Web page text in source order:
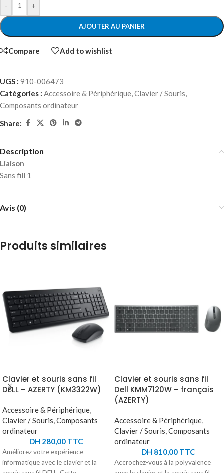
- +
AJOUTER AU PANIER
Compare Add to wishlist
UGS : 910-006473
Catégories : Accessoire & Périphérique,Clavier / Souris,
Composants ordinateur
Share:
Description
Liaison
Sans fill 1
Avis (0)
Produits similaires
Clavier et souris sans fil
DELL – AZERTY (KM3322W)
Accessoire & Périphérique,
Clavier / Souris,Composants
ordinateur
DH 280,00TTC
Améliorez votre expérience
informatique avec le clavier et la
Clavier et souris sans fil
Dell KMM7120W – français
(AZERTY)
Accessoire & Périphérique,
Clavier / Souris,Composants
ordinateur
DH 810,00TTC
Accrochez-vous à la polyvalence